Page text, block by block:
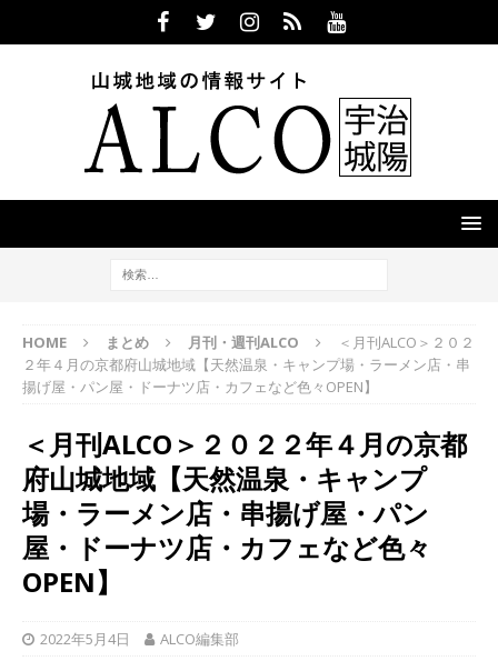
HOME まとめ 月刊・週刊ALCO
＜月刊ALCO＞２０２
２年４月の京都府山城地域【天然温泉・キャンプ場・ラーメン店・串
揚げ屋・パン屋・ドーナツ店・カフェなど色々OPEN】
＜月刊ALCO＞２０２２年４月の京都
府山城地域【天然温泉・キャンプ
場・ラーメン店・串揚げ屋・パン
屋・ドーナツ店・カフェなど色々
OPEN】
2022年5月4日 ALCO編集部